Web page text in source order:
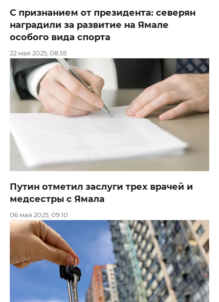
С признанием от президента: северян
наградили за развитие на Ямале
особого вида спорта
22 мая 2025, 08:55
Путин отметил заслуги трех врачей и
медсестры с Ямала
06 мая 2025, 09:10